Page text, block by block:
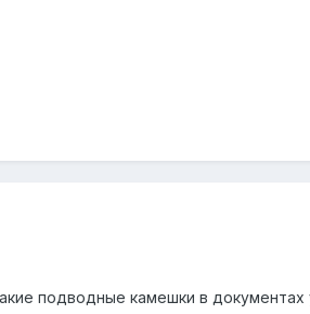
подводные камешки в документах